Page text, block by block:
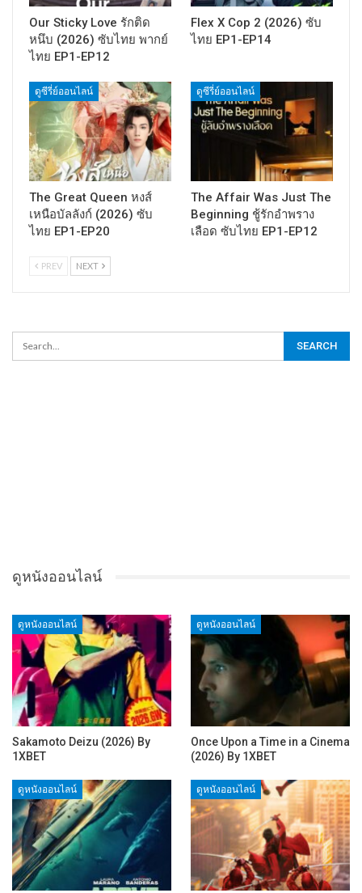
Our Sticky Love รักติด
หนึบ (2026) ซับไทย พากย์
ไทย EP1-EP12
Flex X Cop 2 (2026) ซับ
ไทย EP1-EP14
ดูซีรี่ย์ออนไลน์
The Great Queen หงส์
เหนือบัลลังก์ (2026) ซับ
ไทย EP1-EP20
ดูซีรี่ย์ออนไลน์
The Affair Was Just The
Beginning ชู้รักอำพราง
เลือด ซับไทย EP1-EP12
PREV NEXT
ดูหนังออนไลน์
ดูหนังออนไลน์
Sakamoto Deizu (2026) By
1XBET
ดูหนังออนไลน์
Once Upon a Time in a Cinema
(2026) By 1XBET
ดูหนังออนไลน์ ดูหนังออนไลน์